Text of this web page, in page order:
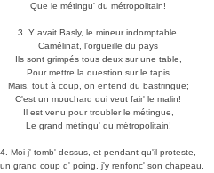
Que le métingu' du métropolitain!
3. Y avait Basly, le mineur indomptable,
Camélinat, l'orgueille du pays
Ils sont grimpés tous deux sur une table,
Pour mettre la question sur le tapis
Mais, tout à coup, on entend du bastringue;
C'est un mouchard qui veut fair' le malin!
Il est venu pour troubler le métingue,
Le grand métingu' du métropolitain!
4. Moi j' tomb' dessus, et pendant qu'il proteste,
grand coup d' poing, j'y renfonc' son chapeau.